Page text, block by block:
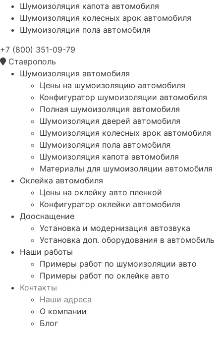
Шумоизоляция капота автомобиля
Шумоизоляция колесных арок автомобиля
Шумоизоляция пола автомобиля
+7 (800) 351-09-79
Ставрополь
Шумоизоляция автомобиля
Цены на шумоизоляцию автомобиля
Конфигуратор шумоизоляции автомобиля
Полная шумоизоляция автомобиля
Шумоизоляция дверей автомобиля
Шумоизоляция колесных арок автомобиля
Шумоизоляция пола автомобиля
Шумоизоляция капота автомобиля
Материалы для шумоизоляции автомобиля
Оклейка автомобиля
Цены на оклейку авто пленкой
Конфигуратор оклейки автомобиля
Дооснащение
Установка и модернизация автозвука
Установка доп. оборудования в автомобиль
Наши работы
Примеры работ по шумоизоляции авто
Примеры работ по оклейке авто
Контакты
Наши адреса
О компании
Блог